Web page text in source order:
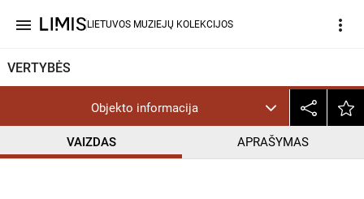
menu LIETUVOS MUZIEJŲ KOLEKCIJOS more_vert
VERTYBĖS
Objekto informacija
VAIZDAS APRAŠYMAS